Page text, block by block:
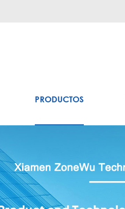
PRODUCTOS